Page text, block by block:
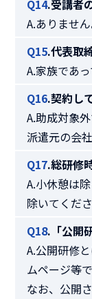
Q14.受講者
A.ありません
Q15.代表取
A.家族であ
Q16.契約し
A.助成対象
派遣元の会
Q17.総研修
A.小休憩は
除いてくださ
Q18.「公開
A.公開研修
ムページ等
なお、公開